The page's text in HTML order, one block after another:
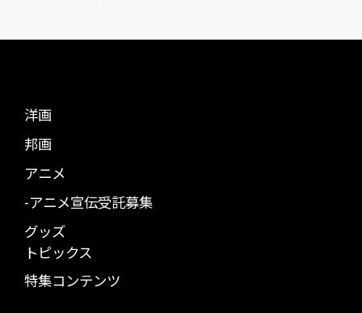
洋画
邦画
アニメ
-アニメ宣伝受託募集
グッズ
トピックス
特集コンテンツ